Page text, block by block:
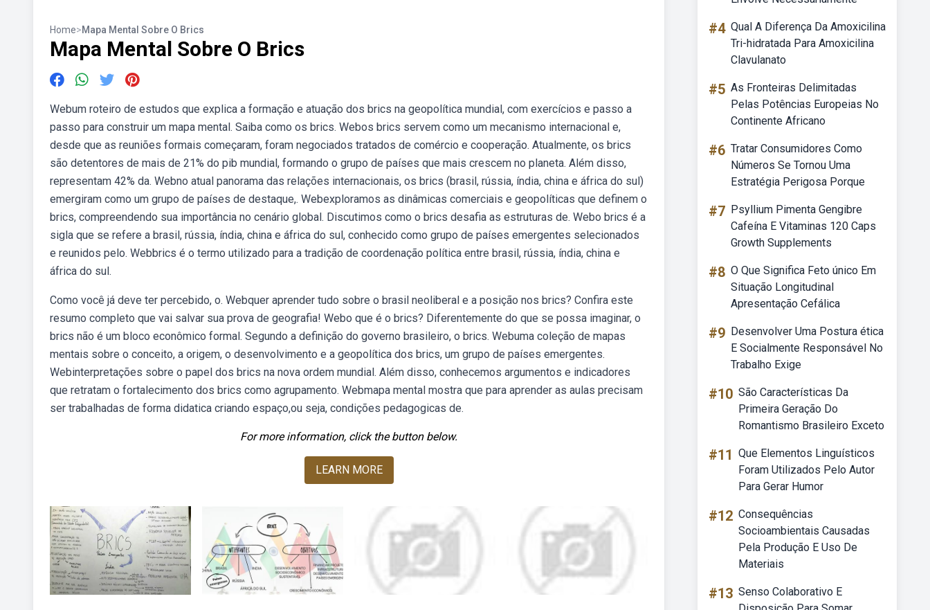
Home>Mapa Mental Sobre O Brics
Mapa Mental Sobre O Brics
Webum roteiro de estudos que explica a formação e atuação dos brics na geopolítica mundial, com exercícios e passo a
passo para construir um mapa mental. Saiba como os brics. Webos brics servem como um mecanismo internacional e,
desde que as reuniões formais começaram, foram negociados tratados de comércio e cooperação. Atualmente, os brics
são detentores de mais de 21% do pib mundial, formando o grupo de países que mais crescem no planeta. Além disso,
representam 42% da. Webno atual panorama das relações internacionais, os brics (brasil, rússia, índia, china e áfrica do sul)
emergiram como um grupo de países de destaque,. Webexploramos as dinâmicas comerciais e geopolíticas que definem o
brics, compreendendo sua importância no cenário global. Discutimos como o brics desafia as estruturas de. Webo brics é a
sigla que se refere a brasil, rússia, índia, china e áfrica do sul, conhecido como grupo de países emergentes selecionados
e reunidos pelo. Webbrics é o termo utilizado para a tradição de coordenação política entre brasil, rússia, índia, china e
áfrica do sul.
Como você já deve ter percebido, o. Webquer aprender tudo sobre o brasil neoliberal e a posição nos brics? Confira este
resumo completo que vai salvar sua prova de geografia! Webo que é o brics? Diferentemente do que se possa imaginar, o
brics não é um bloco econômico formal. Segundo a definição do governo brasileiro, o brics. Webuma coleção de mapas
mentais sobre o conceito, a origem, o desenvolvimento e a geopolítica dos brics, um grupo de países emergentes.
Webinterpretações sobre o papel dos brics na nova ordem mundial. Além disso, conhecemos argumentos e indicadores
que retratam o fortalecimento dos brics como agrupamento. Webmapa mental mostra que para aprender as aulas precisam
ser trabalhadas de forma didatica criando espaço,ou seja, condições pedagogicas de.
For more information, click the button below.
LEARN MORE
#4 Qual A Diferença Da Amoxicilina
Tri-hidratada Para Amoxicilina
Clavulanato
#5 As Fronteiras Delimitadas
Pelas Potências Europeias No
Continente Africano
#6 Tratar Consumidores Como
Números Se Tornou Uma
Estratégia Perigosa Porque
#7 Psyllium Pimenta Gengibre
Cafeína E Vitaminas 120 Caps
Growth Supplements
#8 O Que Significa Feto único Em
Situação Longitudinal
Apresentação Cefálica
#9 Desenvolver Uma Postura ética
E Socialmente Responsável No
Trabalho Exige
#10 São Características Da
Primeira Geração Do
Romantismo Brasileiro Exceto
#11 Que Elementos Linguísticos
Foram Utilizados Pelo Autor
Para Gerar Humor
#12 Consequências
Socioambientais Causadas
Pela Produção E Uso De
Materiais
#13 Senso Colaborativo E